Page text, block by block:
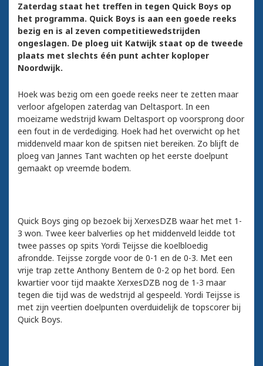
Zaterdag staat het treffen in tegen Quick Boys op
het programma. Quick Boys is aan een goede reeks
bezig en is al zeven competitiewedstrijden
ongeslagen. De ploeg uit Katwijk staat op de tweede
plaats met slechts één punt achter koploper
Noordwijk.
Hoek was bezig om een goede reeks neer te zetten maar
verloor afgelopen zaterdag van Deltasport. In een
moeizame wedstrijd kwam Deltasport op voorsprong door
een fout in de verdediging. Hoek had het overwicht op het
middenveld maar kon de spitsen niet bereiken. Zo blijft de
ploeg van Jannes Tant wachten op het eerste doelpunt
gemaakt op vreemde bodem.
Quick Boys ging op bezoek bij XerxesDZB waar het met 1-
3 won. Twee keer balverlies op het middenveld leidde tot
twee passes op spits Yordi Teijsse die koelbloedig
afrondde. Teijsse zorgde voor de 0-1 en de 0-3. Met een
vrije trap zette Anthony Bentem de 0-2 op het bord. Een
kwartier voor tijd maakte XerxesDZB nog de 1-3 maar
tegen die tijd was de wedstrijd al gespeeld. Yordi Teijsse is
met zijn veertien doelpunten overduidelijk de topscorer bij
Quick Boys.